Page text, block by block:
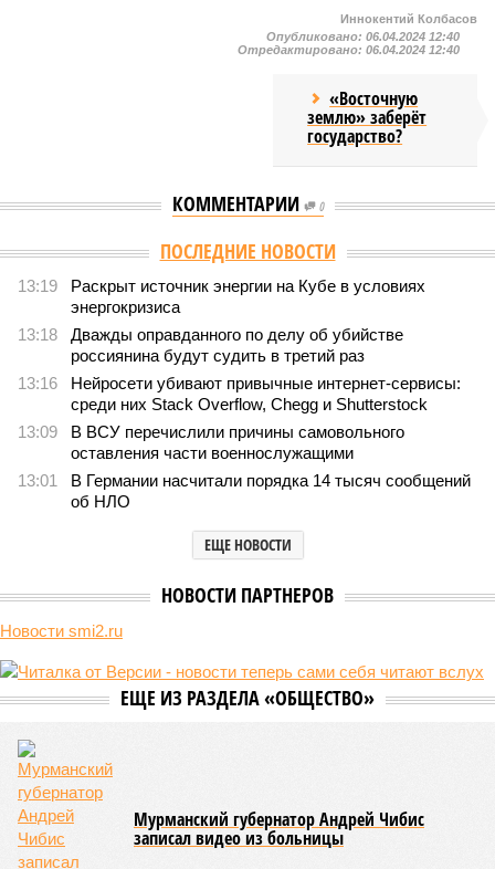
Иннокентий Колбасов
Опубликовано: 06.04.2024 12:40
Отредактировано: 06.04.2024 12:40
«Восточную
землю» заберёт
государство?
КОММЕНТАРИИ 0
Версия //Конфликт // Монополия вкладывалась-вкладывалась в
Монополия вкладывалась-вкладывалась в Армению и
довкладывалась
РЖД против своей страны
(фото: Deep Vision)
Премьер закавказской республики Никол Пашинян заявил, что
его страна может потребовать у Москвы до 2 млрд долларов
ежегодно за аренду Южно-Кавказской железной дороги (ЮКЖД).
причём исключительно за российский счёт. И в
складывающейся ситуации, кажется, больше вопросов не к
По мнениюПашиняна
выходящего. Дескать, Ереван считает транспортную сеть
своей собственностью и теперь намерен просить за аренду
«железки» означенную сумму. При этом, как отмечают
эксперты, армянская сторона, выставляя этот счёт, не